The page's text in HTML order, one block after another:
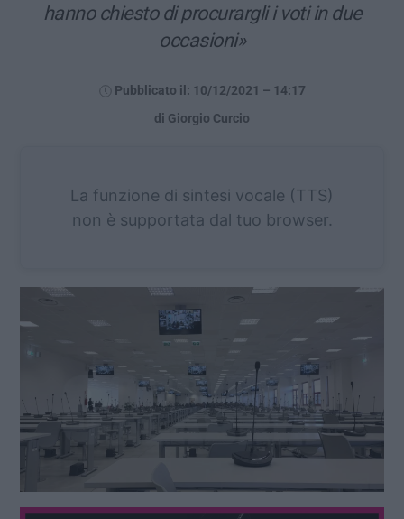
hanno chiesto di procurargli i voti in due
occasioni»
Pubblicato il: 10/12/2021 – 14:17
di Giorgio Curcio
La funzione di sintesi vocale (TTS)
non è supportata dal tuo browser.